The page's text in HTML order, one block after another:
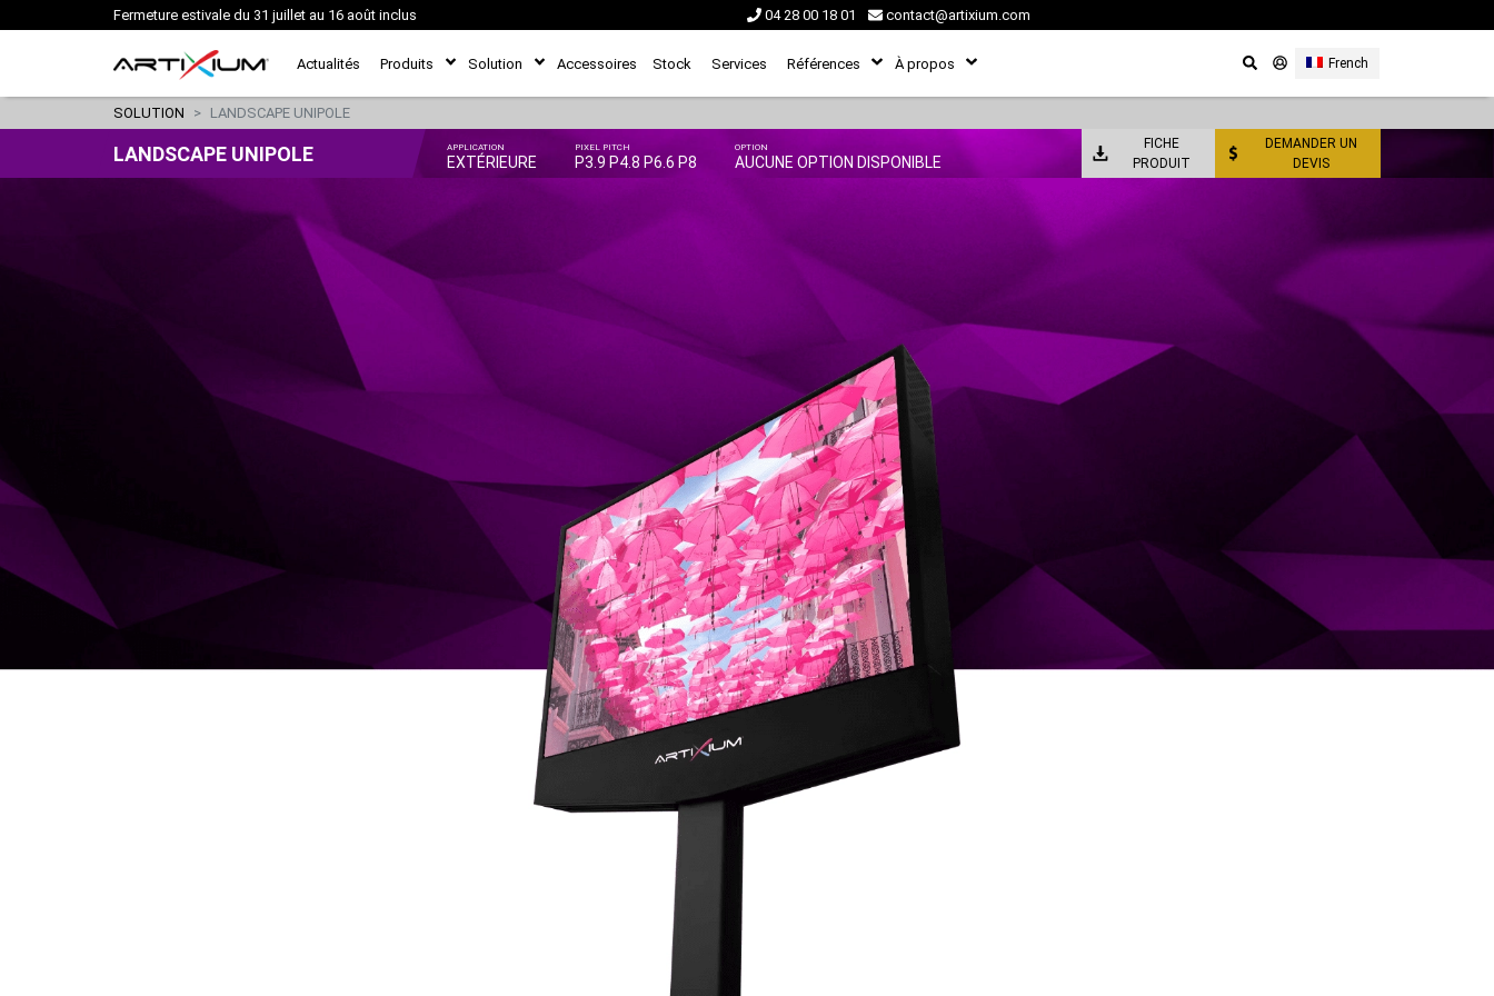
Fermeture estivale du 31 juillet au 16 août inclus 04 28 00 18 01 contact@artixium.com
Actualités Produits Solution Accessoires Stock Services Références À propos French
SOLUTION LANDSCAPE UNIPOLE
LANDSCAPE UNIPOLE APPLICATION
EXTÉRIEURE
PIXEL PITCH
P3.9 P4.8 P6.6 P8
OPTION
AUCUNE OPTION DISPONIBLE
FICHE
PRODUIT
DEMANDER UN
DEVIS